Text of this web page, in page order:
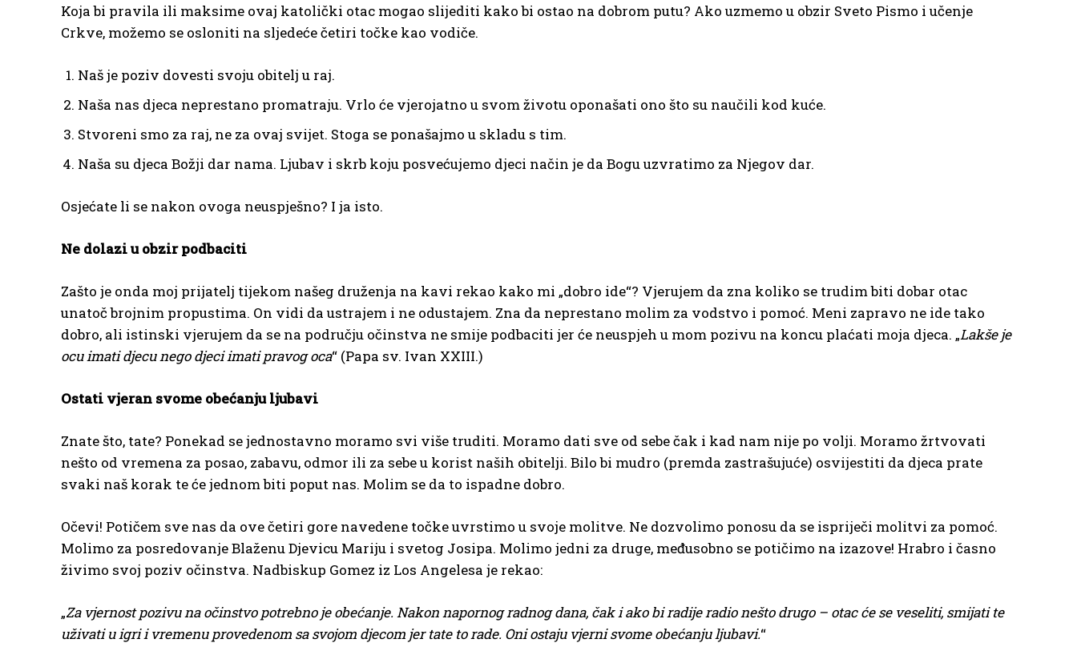
Koja bi pravila ili maksime ovaj katolički otac mogao slijediti kako bi ostao na dobrom putu? Ako uzmemo u obzir Sveto Pismo i učenje
Crkve, možemo se osloniti na sljedeće četiri točke kao vodiče.
Naš je poziv dovesti svoju obitelj u raj.
Naša nas djeca neprestano promatraju. Vrlo će vjerojatno u svom životu oponašati ono što su naučili kod kuće.
Stvoreni smo za raj, ne za ovaj svijet. Stoga se ponašajmo u skladu s tim.
Naša su djeca Božji dar nama. Ljubav i skrb koju posvećujemo djeci način je da Bogu uzvratimo za Njegov dar.
Osjećate li se nakon ovoga neuspješno? I ja isto.
Ne dolazi u obzir podbaciti
Zašto je onda moj prijatelj tijekom našeg druženja na kavi rekao kako mi „dobro ide“? Vjerujem da zna koliko se trudim biti dobar otac
unatoč brojnim propustima. On vidi da ustrajem i ne odustajem. Zna da neprestano molim za vodstvo i pomoć. Meni zapravo ne ide tako
dobro, ali istinski vjerujem da se na području očinstva ne smije podbaciti jer će neuspjeh u mom pozivu na koncu plaćati moja djeca. „Lakše je
ocu imati djecu nego djeci imati pravog oca“ (Papa sv. Ivan XXIII.)
Ostati vjeran svome obećanju ljubavi
Znate što, tate? Ponekad se jednostavno moramo svi više truditi. Moramo dati sve od sebe čak i kad nam nije po volji. Moramo žrtvovati
nešto od vremena za posao, zabavu, odmor ili za sebe u korist naših obitelji. Bilo bi mudro (premda zastrašujuće) osvijestiti da djeca prate
svaki naš korak te će jednom biti poput nas. Molim se da to ispadne dobro.
Očevi! Potičem sve nas da ove četiri gore navedene točke uvrstimo u svoje molitve. Ne dozvolimo ponosu da se ispriječi molitvi za pomoć.
Molimo za posredovanje Blaženu Djevicu Mariju i svetog Josipa. Molimo jedni za druge, međusobno se potičimo na izazove! Hrabro i časno
živimo svoj poziv očinstva. Nadbiskup Gomez iz Los Angelesa je rekao:
„Za vjernost pozivu na očinstvo potrebno je obećanje. Nakon napornog radnog dana, čak i ako bi radije radio nešto drugo – otac će se veseliti, smijati te
uživati u igri i vremenu provedenom sa svojom djecom jer tate to rade. Oni ostaju vjerni svome obećanju ljubavi.“